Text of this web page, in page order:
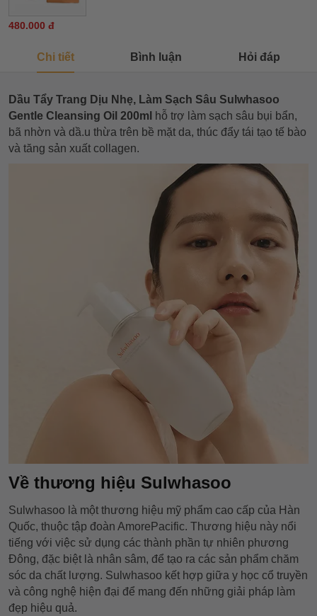
480.000 đ
Chi tiết Bình luận Hỏi đáp
Dầu Tẩy Trang Dịu Nhẹ, Làm Sạch Sâu Sulwhasoo
Gentle Cleansing Oil 200ml
hỗ trợ làm sạch sâu bụi bẩn,
bã nhờn và dầ.u thừa trên bề mặt da, thúc đẩy tái tạo tế bào
và tăng sản xuất collagen.
Về thương hiệu Sulwhasoo
Sulwhasoo là một thương hiệu mỹ phẩm cao cấp của Hàn
Quốc, thuộc tập đoàn AmorePacific. Thương hiệu này nổi
tiếng với việc sử dụng các thành phần tự nhiên phương
Đông, đặc biệt là nhân sâm, để tạo ra các sản phẩm chăm
sóc da chất lượng. Sulwhasoo kết hợp giữa y học cổ truyền
và công nghệ hiện đại để mang đến những giải pháp làm
đẹp hiệu quả.